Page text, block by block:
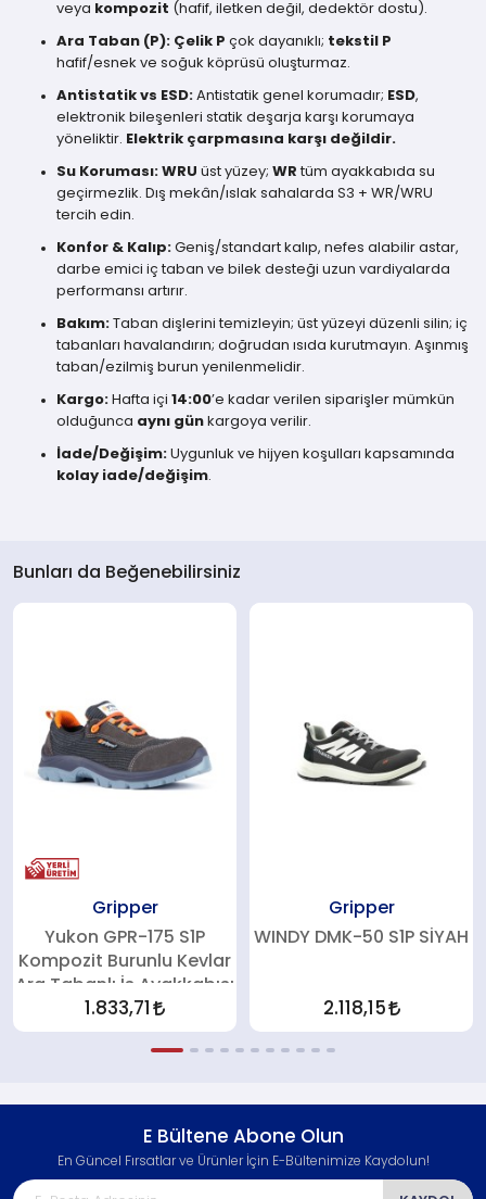
veya kompozit (hafif, iletken değil, dedektör dostu).
Ara Taban (P): Çelik P çok dayanıklı; tekstil P
hafif/esnek ve soğuk köprüsü oluşturmaz.
Antistatik vs ESD: Antistatik genel korumadır; ESD,
elektronik bileşenleri statik deşarja karşı korumaya
yöneliktir. Elektrik çarpmasına karşı değildir.
Su Koruması: WRU üst yüzey; WR tüm ayakkabıda su
geçirmezlik. Dış mekân/ıslak sahalarda S3 + WR/WRU
tercih edin.
Konfor & Kalıp: Geniş/standart kalıp, nefes alabilir astar,
darbe emici iç taban ve bilek desteği uzun vardiyalarda
performansı artırır.
Bakım: Taban dişlerini temizleyin; üst yüzeyi düzenli silin; iç
tabanları havalandırın; doğrudan ısıda kurutmayın. Aşınmış
taban/ezilmiş burun yenilenmelidir.
Kargo: Hafta içi 14:00’e kadar verilen siparişler mümkün
olduğunca aynı gün kargoya verilir.
İade/Değişim: Uygunluk ve hijyen koşulları kapsamında
kolay iade/değişim
Bunları da Beğenebilirsiniz
Gripper
Yukon GPR-175 S1P
Kompozit Burunlu Kevlar
Ara Tabanlı İş Ayakkabısı
1.833,71
Gripper
WINDY DMK-50 S1P SİYAH
2.118,15
E Bültene Abone Olun
En Güncel Fırsatlar ve Ürünler İçin E-Bültenimize Kaydolun!